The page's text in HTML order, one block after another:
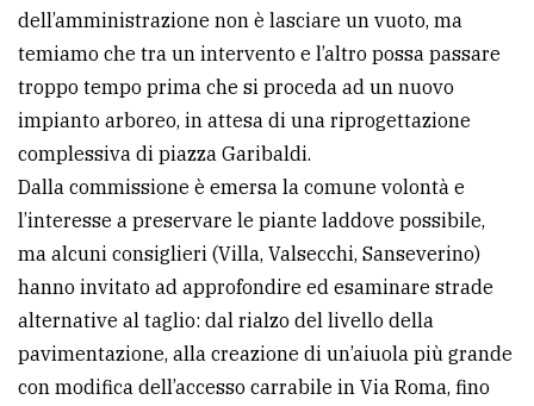
dell’amministrazione non è lasciare un vuoto, ma
temiamo che tra un intervento e l’altro possa passare
troppo tempo prima che si proceda ad un nuovo
impianto arboreo, in attesa di una riprogettazione
complessiva di piazza Garibaldi.
Dalla commissione è emersa la comune volontà e
l’interesse a preservare le piante laddove possibile,
ma alcuni consiglieri (Villa, Valsecchi, Sanseverino)
hanno invitato ad approfondire ed esaminare strade
alternative al taglio: dal rialzo del livello della
pavimentazione, alla creazione di un’aiuola più grande
con modifica dell’accesso carrabile in Via Roma, fino